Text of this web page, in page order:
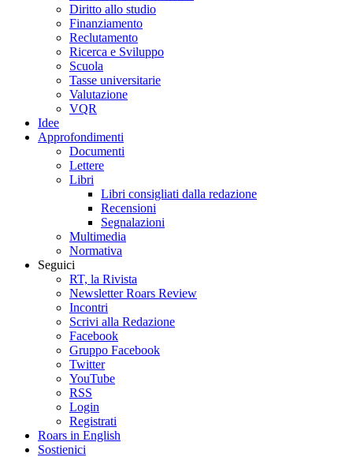
Diritto allo studio
Finanziamento
Reclutamento
Ricerca e Sviluppo
Scuola
Tasse universitarie
Valutazione
VQR
Idee
Approfondimenti
Documenti
Lettere
Libri
Libri consigliati dalla redazione
Recensioni
Segnalazioni
Multimedia
Normativa
Seguici
RT, la Rivista
Newsletter Roars Review
Incontri
Scrivi alla Redazione
Facebook
Gruppo Facebook
Twitter
YouTube
RSS
Login
Registrati
Roars in English
Sostienici